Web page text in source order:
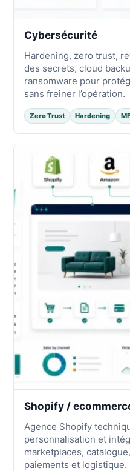
Cybersécurité
Hardening, zero trust,
des secrets, cloud
ransomware pour
sans freiner l’opération.
Zero Trust Hardening
Shopify /
Agence Shopify
personnalisation et
marketplaces,
paiements et logistique.